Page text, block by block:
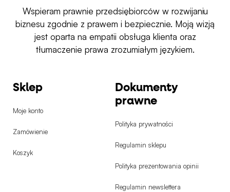
o
o
g
r
m
d
i
k
f
y
Wspieram prawnie przedsiębiorców w rozwijaniu
biznesu zgodnie z prawem i bezpiecznie. Moją wizją
jest oparta na empatii obsługa klienta oraz
tłumaczenie prawa zrozumiałym językiem.
Sklep
Moje konto
Zamówienie
Koszyk
Dokumenty
prawne
Polityka prywatności
Regulamin sklepu
Polityka prezentowania opinii
Regulamin newslettera